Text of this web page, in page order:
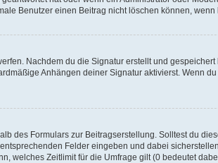
Benutzer einen Beitrag nicht löschen können, wenn
Nachdem du die Signatur erstellt und
Anhängen deiner Signatur aktivierst. Wenn
des Formulars zur Beitragserstellung. Solltest du
Felder eingeben und dabei
welches Zeitlimit für die Umfrage gilt (0 bedeutet